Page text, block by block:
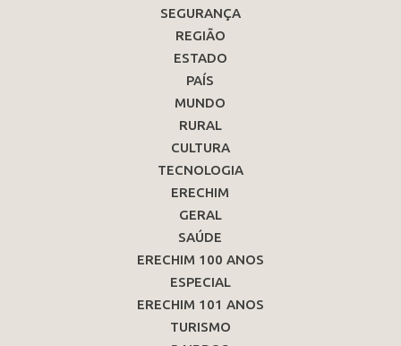
SEGURANÇA
REGIÃO
ESTADO
PAÍS
MUNDO
RURAL
CULTURA
TECNOLOGIA
ERECHIM
GERAL
SAÚDE
ERECHIM 100 ANOS
ESPECIAL
ERECHIM 101 ANOS
TURISMO